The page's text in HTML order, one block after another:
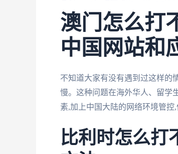
澳门怎么打
中国网站和
不知道大家有没有遇到过这样的
慢。这种问题在海外华人、留学
素,加上中国大陆的网络环境管控
比利时怎么打